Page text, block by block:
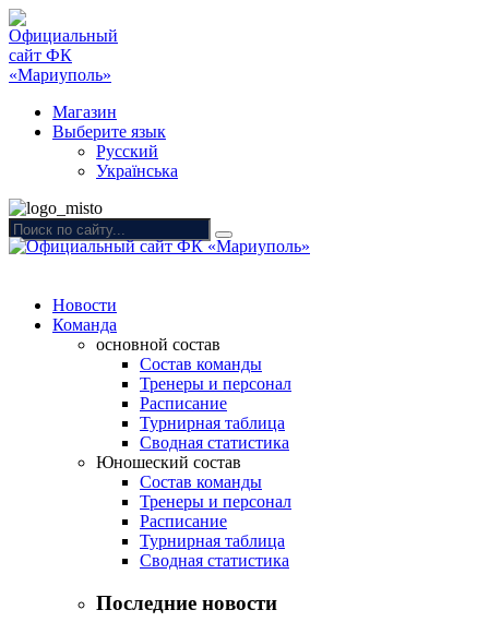
Магазин
Выберите язык
Русский
Українська
Новости
Команда
основной состав
Состав команды
Тренеры и персонал
Расписание
Турнирная таблица
Сводная статистика
Юношеский состав
Состав команды
Тренеры и персонал
Расписание
Турнирная таблица
Сводная статистика
Последние новости